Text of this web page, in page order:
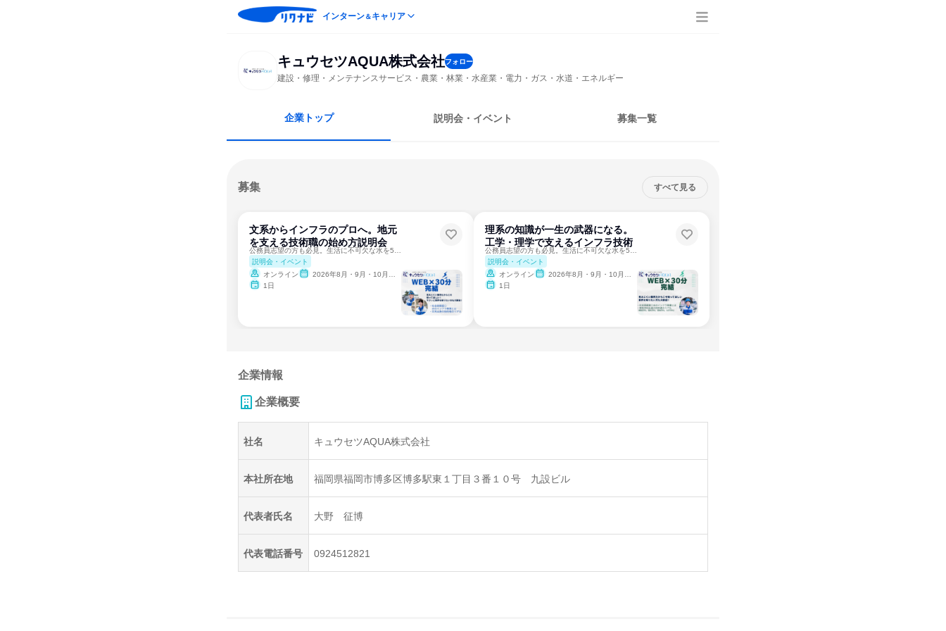
インターン＆キャリア
キュウセツAQUA株式会社フォロー
建設・修理・メンテナンスサービス・農業・林業・水産業・電力・ガス・水道・エネルギー
企業トップ 説明会・イベント 募集一覧
募集 すべて見る
文系からインフラのプロへ。地元
を支える技術職の始め方説明会
説明会・イベント
オンライン
2026年8月・9月・10月・11月
1日
理系の知識が一生の武器になる。
工学・理学で支えるインフラ技術
説明会・イベント
オンライン
2026年8月・9月・10月・11月
1日
企業情報
企業概要
社名 キュウセツAQUA株式会社
本社所在地 福岡県福岡市博多区博多駅東１丁目３番１０号 九設ビル
代表者氏名 大野 征博
代表電話番号 0924512821